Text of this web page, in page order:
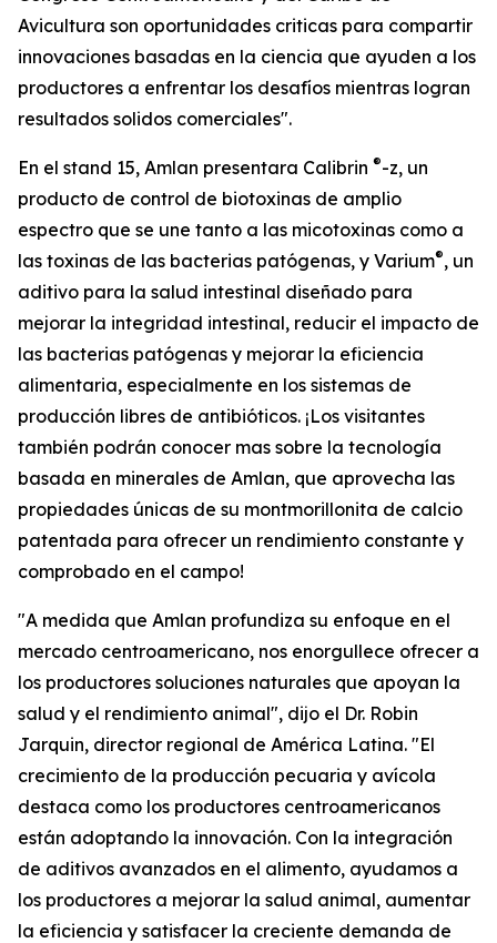
Avicultura son oportunidades criticas para compartir
innovaciones basadas en la ciencia que ayuden a los
productores a enfrentar los desafíos mientras logran
resultados solidos comerciales".
En el stand 15, Amlan presentara Calibrin ®-z, un
producto de control de biotoxinas de amplio
espectro que se une tanto a las micotoxinas como a
las toxinas de las bacterias patógenas, y Varium®, un
aditivo para la salud intestinal diseñado para
mejorar la integridad intestinal, reducir el impacto de
las bacterias patógenas y mejorar la eficiencia
alimentaria, especialmente en los sistemas de
producción libres de antibióticos. ¡Los visitantes
también podrán conocer mas sobre la tecnología
basada en minerales de Amlan, que aprovecha las
propiedades únicas de su montmorillonita de calcio
patentada para ofrecer un rendimiento constante y
comprobado en el campo!
"A medida que Amlan profundiza su enfoque en el
mercado centroamericano, nos enorgullece ofrecer a
los productores soluciones naturales que apoyan la
salud y el rendimiento animal", dijo el Dr. Robin
Jarquin, director regional de América Latina. "El
crecimiento de la producción pecuaria y avícola
destaca como los productores centroamericanos
están adoptando la innovación. Con la integración
de aditivos avanzados en el alimento, ayudamos a
los productores a mejorar la salud animal, aumentar
la eficiencia y satisfacer la creciente demanda de